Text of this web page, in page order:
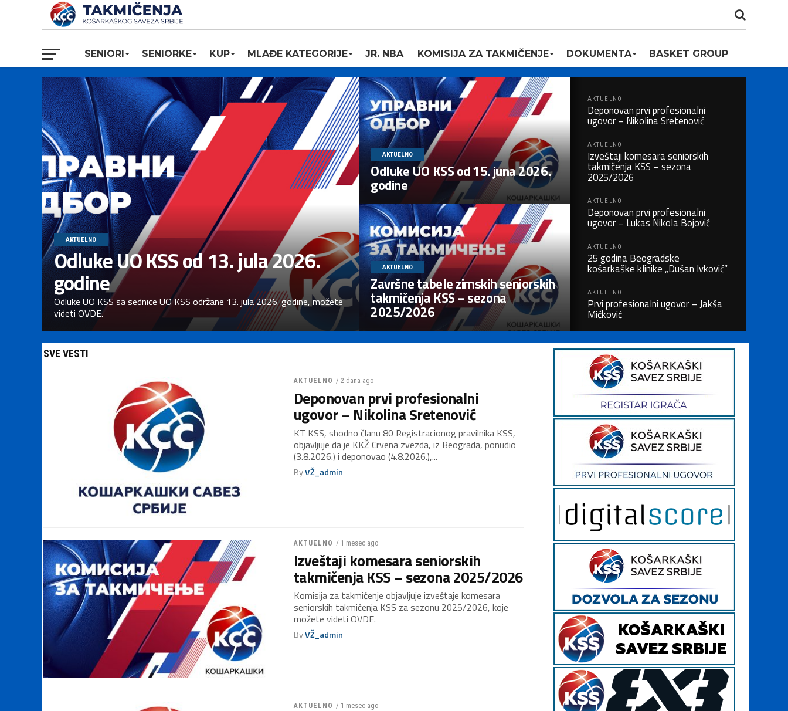
SENIORI SENIORKE KUP MLAĐE KATEGORIJE JR. NBA KOMISIJA ZA TAKMIČENJE DOKUMENTA BASKET GROUP
AKTUELNO
Odluke UO KSS od 13. jula 2026.
godine
Odluke UO KSS sa sednice UO KSS održane 13. jula 2026. godine, možete
videti OVDE.
AKTUELNO
Odluke UO KSS od 15. juna 2026.
godine
AKTUELNO
Završne tabele zimskih seniorskih
takmičenja KSS – sezona
2025/2026
AKTUELNO
Deponovan prvi profesionalni
ugovor – Nikolina Sretenović
AKTUELNO
Izveštaji komesara seniorskih
takmičenja KSS – sezona
2025/2026
AKTUELNO
Deponovan prvi profesionalni
ugovor – Lukas Nikola Bojović
AKTUELNO
25 godina Beogradske
košarkaške klinike „Dušan Ivković“
AKTUELNO
Prvi profesionalni ugovor – Jakša
Mićković
SVE VESTI
AKTUELNO / 2 dana ago
Deponovan prvi profesionalni
ugovor – Nikolina Sretenović
KT KSS, shodno članu 80 Registracionog pravilnika KSS,
objavljuje da je KKŽ Crvena zvezda, iz Beograda, ponudio
(3.8.2026.) i deponovao (4.8.2026.),...
ByVŽ_admin
AKTUELNO / 1 mesec ago
Izveštaji komesara seniorskih
takmičenja KSS – sezona 2025/2026
Komisija za takmičenje objavljuje izveštaje komesara
seniorskih takmičenja KSS za sezonu 2025/2026, koje
možete videti OVDE.
ByVŽ_admin
AKTUELNO / 1 mesec ago